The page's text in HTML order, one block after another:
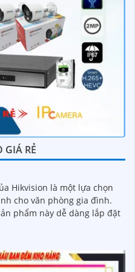
GIÁ RẺ
Hikvision là một lựa chọn
cho văn phòng gia đình.
phẩm này dễ dàng lắp đặt